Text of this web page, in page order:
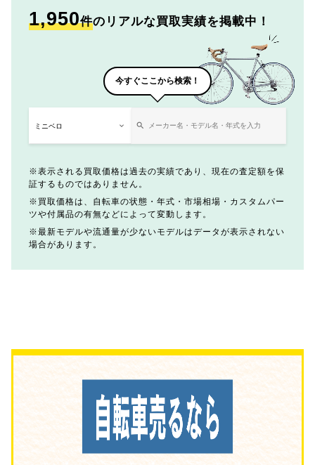
1,950件のリアルな買取実績を掲載中！
今すぐここから検索！
表示される買取価格は過去の実績であり、現在の査定額を保
証するものではありません。
買取価格は、自転車の状態・年式・市場相場・カスタムパー
ツや付属品の有無などによって変動します。
最新モデルや流通量が少ないモデルはデータが表示されない
場合があります。